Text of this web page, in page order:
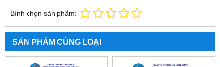
Bình chọn sản phẩm:
SẢN PHẨM CÙNG LOẠI